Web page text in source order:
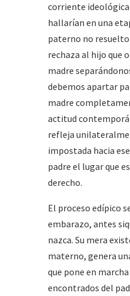
corriente ideológica
hallarían en una
paterno no
rechaza al hijo que
madre
debemos apartar
madre
actitud
refleja
impostada hacia
padre el lugar que
derecho.
El proceso edípico
embarazo, antes
nazca. Su mera
materno, genera
que pone en
encontrados del